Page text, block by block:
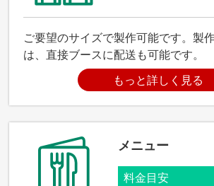
ご要望のサイズで製作可能です。製
は、直接ブースに配送も可能です。
もっと詳しく見る
メニュー
料金目安